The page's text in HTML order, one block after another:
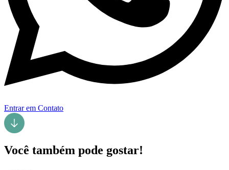
Entrar em Contato
Você também pode gostar!